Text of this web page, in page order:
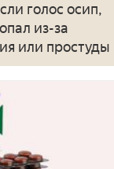
голос осип,
из-за
или простуды